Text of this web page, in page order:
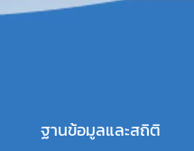
ฐานข้อมูลและสถิติ